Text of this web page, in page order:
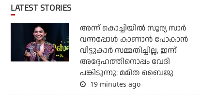
LATEST STORIES
അന്ന് കൊച്ചിയില്‍ സൂര്യ സാര്‍
വന്നപ്പോള്‍ കാണാന്‍ പോകാന്‍
വീട്ടുകാര്‍ സമ്മതിച്ചില്ല, ഇന്ന്
അദ്ദേഹത്തിനൊപ്പം വേദി
പങ്കിടുന്നു: മമിത ബൈജു
19 minutes ago